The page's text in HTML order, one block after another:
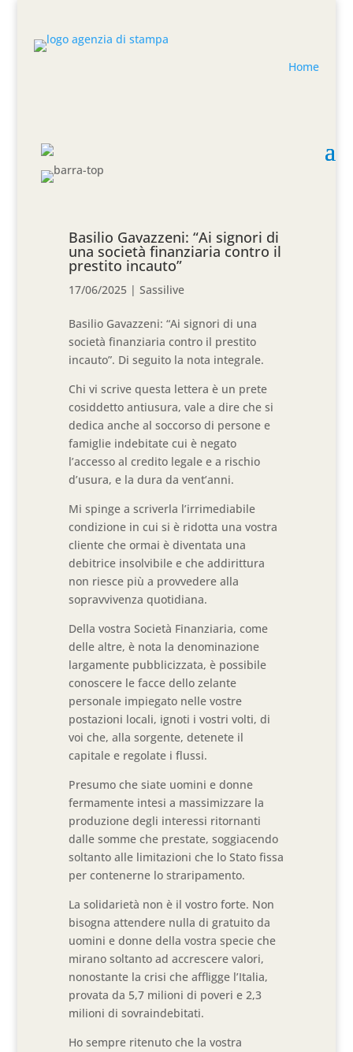
Home
Basilio Gavazzeni: “Ai signori di
una società finanziaria contro il
prestito incauto”
17/06/2025 |Sassilive
Basilio Gavazzeni: “Ai signori di una
società finanziaria contro il prestito
incauto”. Di seguito la nota integrale.
Chi vi scrive questa lettera è un prete
cosiddetto antiusura, vale a dire che si
dedica anche al soccorso di persone e
famiglie indebitate cui è negato
l’accesso al credito legale e a rischio
d’usura, e la dura da vent’anni.
Mi spinge a scriverla l’irrimediabile
condizione in cui si è ridotta una vostra
cliente che ormai è diventata una
debitrice insolvibile e che addirittura
non riesce più a provvedere alla
sopravvivenza quotidiana.
Della vostra Società Finanziaria, come
delle altre, è nota la denominazione
largamente pubblicizzata, è possibile
conoscere le facce dello zelante
personale impiegato nelle vostre
postazioni locali, ignoti i vostri volti, di
voi che, alla sorgente, detenete il
capitale e regolate i flussi.
Presumo che siate uomini e donne
fermamente intesi a massimizzare la
produzione degli interessi ritornanti
dalle somme che prestate, soggiacendo
soltanto alle limitazioni che lo Stato fissa
per contenerne lo straripamento.
La solidarietà non è il vostro forte. Non
bisogna attendere nulla di gratuito da
uomini e donne della vostra specie che
mirano soltanto ad accrescere valori,
nonostante la crisi che affligge l’Italia,
provata da 5,7 milioni di poveri e 2,3
milioni di sovraindebitati.
Ho sempre ritenuto che la vostra